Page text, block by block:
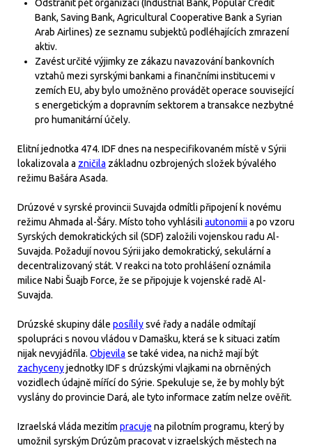
Odstranit pět organizací (Industrial Bank, Popular Credit
Bank, Saving Bank, Agricultural Cooperative Bank a Syrian
Arab Airlines) ze seznamu subjektů podléhajících zmrazení
aktiv.
Zavést určité výjimky ze zákazu navazování bankovních
vztahů mezi syrskými bankami a finančními institucemi v
zemích EU, aby bylo umožněno provádět operace související
s energetickým a dopravním sektorem a transakce nezbytné
pro humanitární účely.
Elitní jednotka 474. IDF dnes na nespecifikovaném místě v Sýrii
lokalizovala a zničila základnu ozbrojených složek bývalého
režimu Bašára Asada.
Drúzové v syrské provincii Suvajda odmítli připojení k novému
režimu Ahmada al-Šáry. Místo toho vyhlásiliautonomiia po vzoru
Syrských demokratických sil (SDF) založili vojenskou radu Al-
Suvajda. Požadují novou Sýrii jako demokratický, sekulární a
decentralizovaný stát. V reakci na toto prohlášení oznámila
milice Nabi Šuajb Force, že se připojuje k vojenské radě Al-
Suvajda.
Drúzské skupiny dále posílilysvé řady a nadále odmítají
spolupráci s novou vládou v Damašku, která se k situaci zatím
nijak nevyjádřila. Objevila se také videa, na nichž mají být
zachycenyjednotky IDF s drúzskými vlajkami na obrněných
vozidlech údajně mířící do Sýrie. Spekuluje se, že by mohly být
vyslány do provincie Dará, ale tyto informace zatím nelze ověřit.
Izraelská vláda mezitím pracuje na pilotním programu, který by
umožnil syrským Drúzům pracovat v izraelských městech na